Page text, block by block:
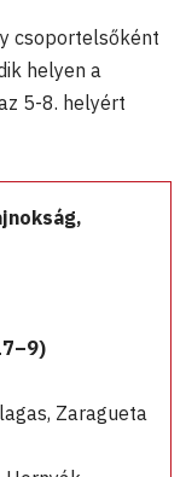
csoportelsőként
helyen a
5-8. helyért
Zaragueta